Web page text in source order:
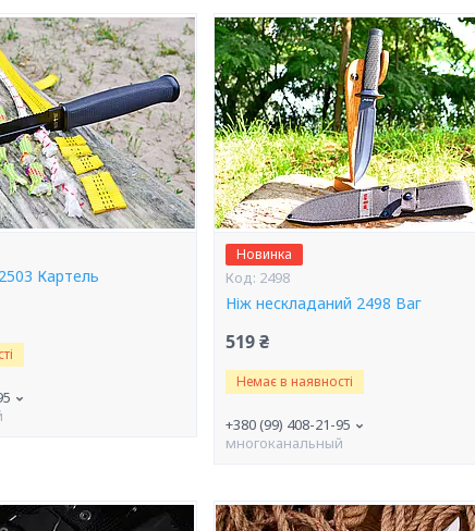
Картель
Новинка
2498
Ніж нескладаний 2498 Ваг
519 ₴
Немає в наявності
+380 (99) 408-21-95
многоканальный